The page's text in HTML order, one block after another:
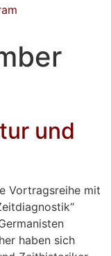
und
Vortragsreihe mit
haben sich